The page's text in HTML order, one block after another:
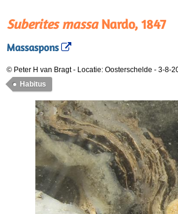
Suberites massaNardo, 1847
Massaspons
© Peter H van Bragt- Locatie: Oosterschelde - 3-8-
Habitus